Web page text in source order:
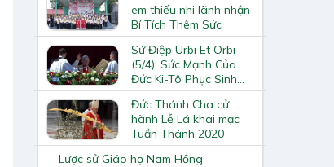
em thiếu nhi lãnh nhận
Bí Tích Thêm Sức
Sứ Điệp Urbi Et Orbi
(5/4): Sức Mạnh Của
Đức Ki-Tô Phục Sinh
Hoàn Toàn Phi Bạo
Lực
Đức Thánh Cha cử
hành Lễ Lá khai mạc
Tuần Thánh 2020
Lược sử Giáo họ Nam Hồng